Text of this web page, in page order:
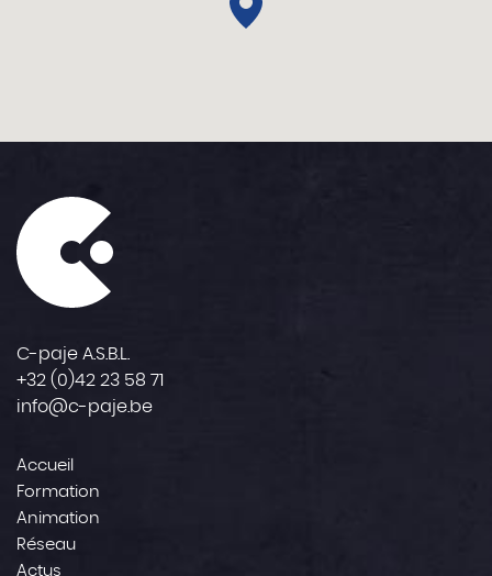
C-paje A.S.B.L.
+32 (0)42 23 58 71
info@c-paje.be
Accueil
Formation
Animation
Réseau
Actus